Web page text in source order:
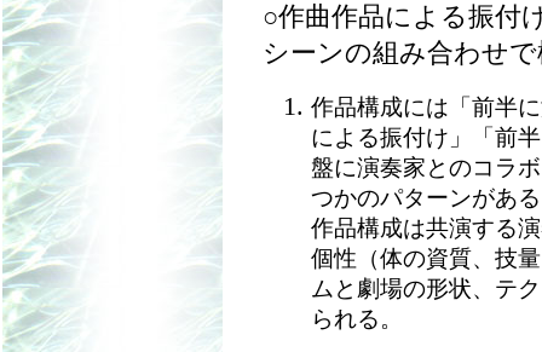
○作曲作品による振付
シーンの組み合わせ
作品構成には「前半
による振付け」「前
盤に演奏家とのコラ
つかのパターンがあ
作品構成は共演する
個性（体の資質、技
ムと劇場の形状、テ
られる。